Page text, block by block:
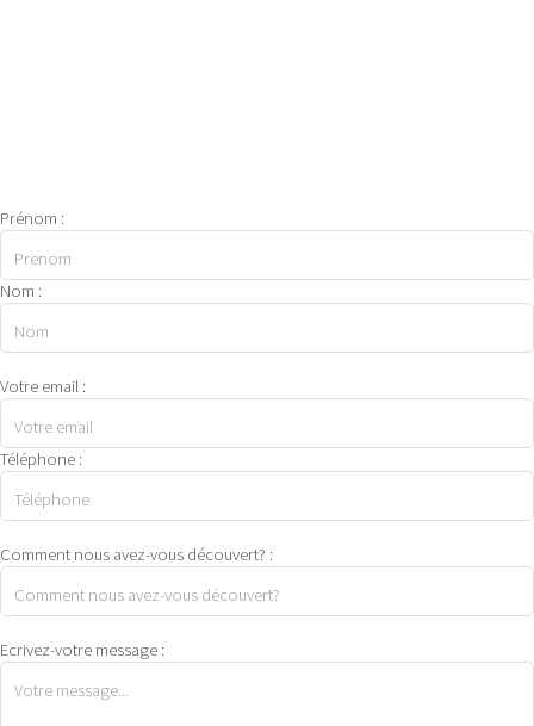
Prénom :
Nom :
Votre email :
Téléphone :
Comment nous avez-vous découvert? :
Ecrivez-votre message :